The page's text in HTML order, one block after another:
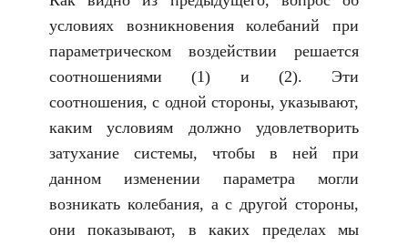
условиях возникновения колебаний при
параметрическом воздействии решается
соотношениями (1) и (2). Эти
соотношения, с одной стороны, указывают,
каким условиям должно удовлетворить
затухание системы, чтобы в ней при
данном изменении параметра могли
возникать колебания, а с другой стороны,
они показывают, в каких пределах мы